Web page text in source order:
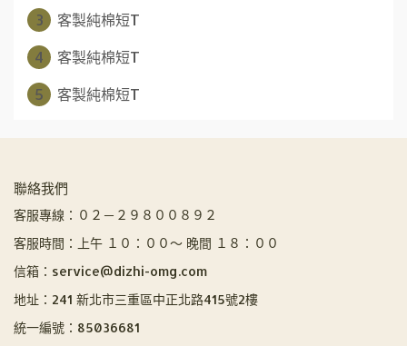
3
客製純棉短T
4
客製純棉短T
5
客製純棉短T
聯絡我們
客服專線：０２－２９８００８９２
客服時間：上午 １０：００～ 晚間 １８：００
信箱：service@dizhi-omg.com
地址：241 新北市三重區中正北路415號2樓
統一編號：85036681